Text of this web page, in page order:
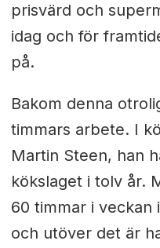
prisvärd och
idag och för
på.
Bakom denna
timmars arbete. I
Martin Steen, han
kökslaget i tolv år.
60 timmar i veckan
och utöver det är